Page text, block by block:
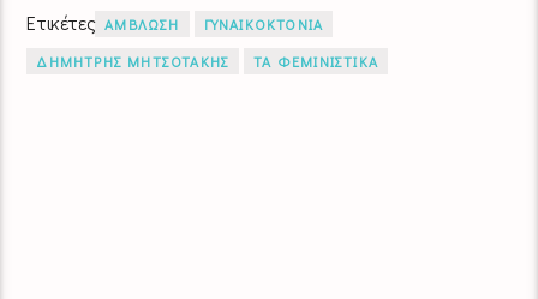
Ετικέτες ΑΜΒΛΩΣΗ
ΓΥΝΑΙΚΟΚΤΟΝΙΑ
ΔΗΜΗΤΡΗΣ ΜΗΤΣΟΤΑΚΗΣ
ΤΑ ΦΕΜΙΝΙΣΤΙΚΑ